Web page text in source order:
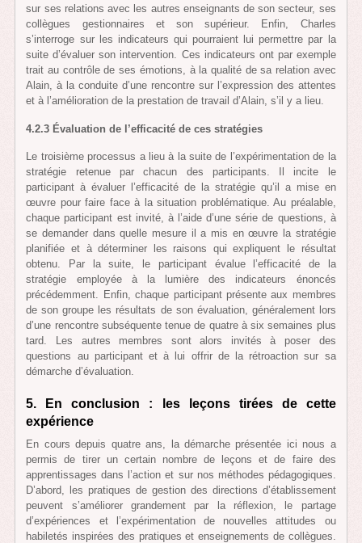
sur ses relations avec les autres enseignants de son secteur, ses
collègues gestionnaires et son supérieur. Enfin, Charles
s’interroge sur les indicateurs qui pourraient lui permettre par la
suite d’évaluer son intervention. Ces indicateurs ont par exemple
trait au contrôle de ses émotions, à la qualité de sa relation avec
Alain, à la conduite d’une rencontre sur l’expression des attentes
et à l’amélioration de la prestation de travail d’Alain, s’il y a lieu.
4.2.3 Évaluation de l’efficacité de ces stratégies
Le troisième processus a lieu à la suite de l’expérimentation de la
stratégie retenue par chacun des participants. Il incite le
participant à évaluer l’efficacité de la stratégie qu’il a mise en
œuvre pour faire face à la situation problématique. Au préalable,
chaque participant est invité, à l’aide d’une série de questions, à
se demander dans quelle mesure il a mis en œuvre la stratégie
planifiée et à déterminer les raisons qui expliquent le résultat
obtenu. Par la suite, le participant évalue l’efficacité de la
stratégie employée à la lumière des indicateurs énoncés
précédemment. Enfin, chaque participant présente aux membres
de son groupe les résultats de son évaluation, généralement lors
d’une rencontre subséquente tenue de quatre à six semaines plus
tard. Les autres membres sont alors invités à poser des
questions au participant et à lui offrir de la rétroaction sur sa
démarche d’évaluation.
5. En conclusion : les leçons tirées de cette
expérience
En cours depuis quatre ans, la démarche présentée ici nous a
permis de tirer un certain nombre de leçons et de faire des
apprentissages dans l’action et sur nos méthodes pédagogiques.
D’abord, les pratiques de gestion des directions d’établissement
peuvent s’améliorer grandement par la réflexion, le partage
d’expériences et l’expérimentation de nouvelles attitudes ou
habiletés inspirées des pratiques et enseignements de collègues.